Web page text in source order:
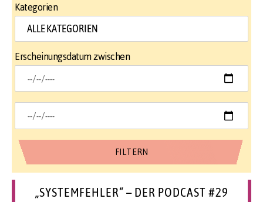
Kategorien
Erscheinungsdatum zwischen
„SYSTEMFEHLER“ – DER PODCAST #29